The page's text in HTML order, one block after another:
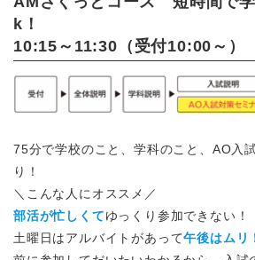
k！
10:15～11:30（受付10:00～）
75分で学校のこと、学科のこと、AO入
り！
＼こんな人にオススメ／
部活が忙しくてゆっくり参加できない！
土曜日はアルバイトがあって午後はムリ